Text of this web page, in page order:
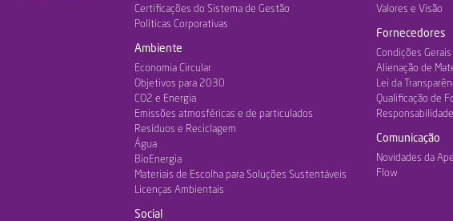
Certificações do Sistema de Gestão
Políticas Corporativas
Ambiente
Economia Circular
Objetivos para 2030
CO2 e Energia
Emissões atmosféricas e de particulados
Resíduos e Reciclagem
Água
BioEnergia
Materiais de Escolha para Soluções Sustentáveis
Licenças Ambientais
Social
Valores e Visão
Fornecedores
Condições
Alienação de
Lei da
Qualificação de
Comunicação
Novidades da
Flow